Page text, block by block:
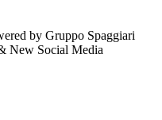
by Gruppo Spaggiari
New Social Media